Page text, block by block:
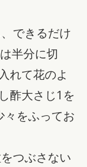
できるだけ
半分に切
れて花のよ
酢大さじ1を
々をふってお
つぶさない